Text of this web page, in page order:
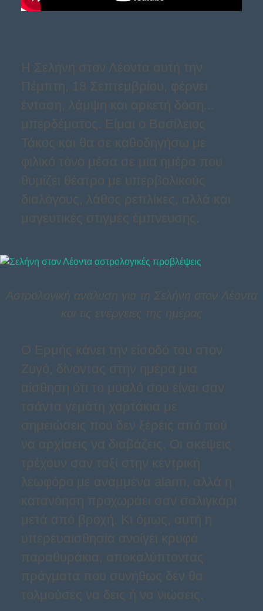
Η Σελήνη στον Λέοντα αυτή την
Πέμπτη, 18 Σεπτεμβρίου, φέρνει
ένταση, λάμψη και αρκετή δόση...
μπερδέματος. Είμαι ο Βασίλειος
Τάκος και θα σε καθοδηγήσω με
φιλικό τόνο μέσα σε μια ημέρα που
θυμίζει θέατρο με υπερβολικούς
διαλόγους, λάθος ρεπλίκες, αλλά και
μαγευτικές στιγμές έμπνευσης.
Αστρολογική ανάλυση για τη Σελήνη στον Λέοντα
και τις ενέργειες της ημέρας
Ο Ερμής κάνει την είσοδό του στον
Ζυγό, δίνοντας στην ημέρα μια
αίσθηση ότι το μυαλό σου είναι σαν
τσάντα γεμάτη χαρτάκια με
σημειώσεις που δεν ξέρεις από πού
να αρχίσεις να διαβάζεις. Οι σκέψεις
τρέχουν σαν ταξί στην κεντρική
λεωφόρο με αναμμένα alarm, αλλά η
κατανόηση προχωράει σαν σαλιγκάρι
μετά από βροχή. Κι όμως, αυτή η
υπερευαισθησία ανοίγει κρυφά
παραθυράκια, αποκαλύπτοντας
πράγματα που συνήθως δεν θα
τολμούσες να δεις ή να νιώσεις.